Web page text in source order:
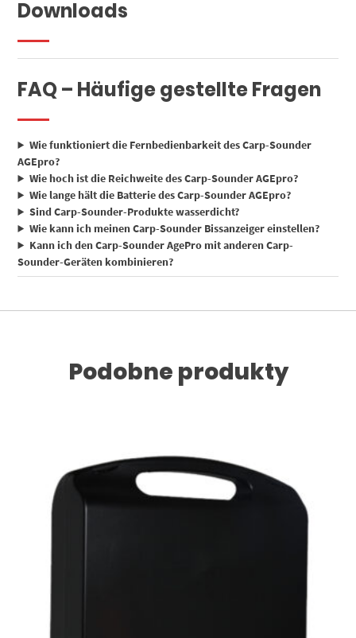
Downloads
FAQ – Häufige gestellte Fragen
Wie funktioniert die Fernbedienbarkeit des Carp-Sounder
AGEpro?
Wie hoch ist die Reichweite des Carp-Sounder AGEpro?
Wie lange hält die Batterie des Carp-Sounder AGEpro?
Sind Carp-Sounder-Produkte wasserdicht?
Wie kann ich meinen Carp-Sounder Bissanzeiger einstellen?
Kann ich den Carp-Sounder AgePro mit anderen Carp-
Sounder-Geräten kombinieren?
Podobne produkty